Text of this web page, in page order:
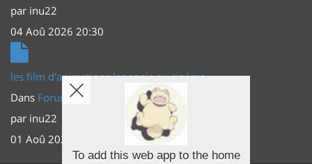
par inu22
04 Aoû 2026 20:30
les film d'animations Japonais au cinéma
Dans Forum Principal
Actus (TV, vidéo, web)
par inu22
01 Aoû 2026 20:56
To add this web app to the home